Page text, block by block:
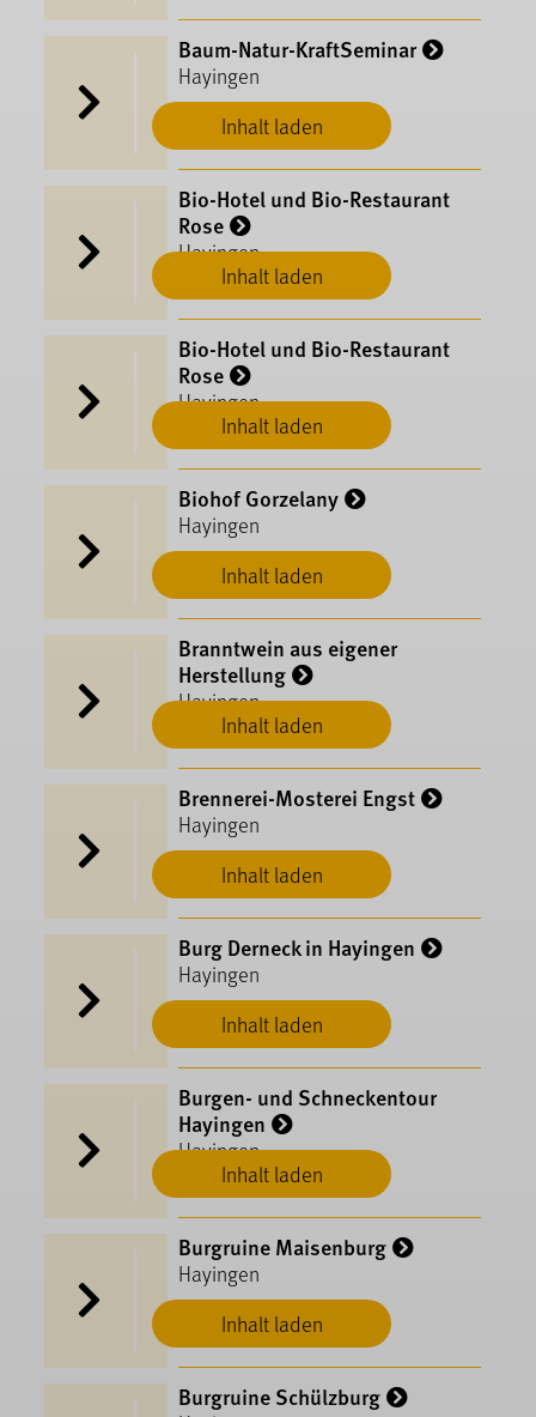
Inhalt laden
Baum-Natur-KraftSeminar
Hayingen
Inhalt laden
Bio-Hotel und Bio-Restaurant
Rose
Hayingen
Inhalt laden
Bio-Hotel und Bio-Restaurant
Rose
Hayingen
Inhalt laden
Biohof Gorzelany
Hayingen
Inhalt laden
Branntwein aus eigener
Herstellung
Hayingen
Inhalt laden
Brennerei-Mosterei Engst
Hayingen
Inhalt laden
Burg Derneck in Hayingen
Hayingen
Inhalt laden
Burgen- und Schneckentour
Hayingen
Hayingen
Inhalt laden
Burgruine Maisenburg
Hayingen
Burgruine Schülzburg